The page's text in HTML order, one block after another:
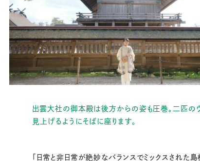
出雲大社の御本殿は後方からの姿も圧巻。二匹の
見上げるようにそばに座ります。
「日常と非日常が絶妙なバランスでミックスされた島